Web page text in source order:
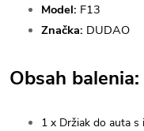
Model: F13
Značka: DUDAO
Obsah balenia:
1 x Držiak do auta